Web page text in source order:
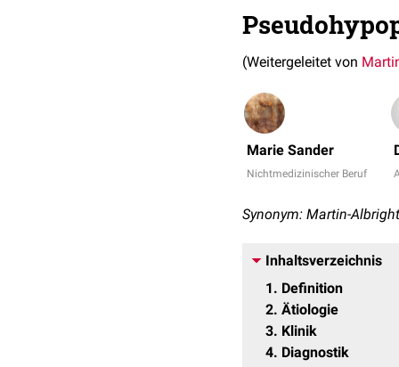
(Weitergeleitet von
Marie Sander
Nichtmedizinischer Beruf
Synonym: Martin-
Inhaltsverzeichnis
1
Definition
2 Ätiologie
3 Klinik
4 Diagnostik